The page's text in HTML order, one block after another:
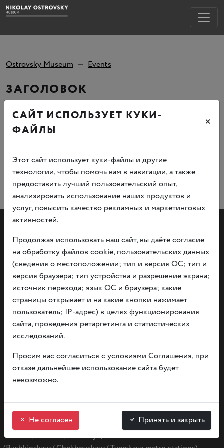
Ostrovsky Museum Events
ЗАГОЛОВОК
Тело новости.
Documents
About privacy and information rules
Independent evaluation
tue.- sun. from 9:00 — 20:00
125 009, Moscow, Tverskaya, 14
САЙТ ИСПОЛЬЗУЕТ КУКИ-
ФАЙЛЫ
×
Этот сайт использует куки-файлы и другие
технологии, чтобы помочь вам в навигации, а также
предоставить лучший пользовательский опыт,
анализировать использование наших продуктов и
услуг, повысить качество рекламных и маркетинговых
активностей.
Продолжая использовать наш сайт, вы даёте согласие
на обработку файлов cookie, пользовательских данных
(сведения о местоположении; тип и версия ОС; тип и
версия браузера; тип устройства и разрешение экрана;
источник перехода; язык ОС и браузера; какие
страницы открывает и на какие кнопки нажимает
пользователь; IP-адрес) в целях функционирования
сайта, проведения ретаргетинга и статистических
исследований.
Просим вас согласиться с условиями Соглашения, при
отказе дальнейшее использование сайта будет
невозможно.
Не согласен Принять и закрыть